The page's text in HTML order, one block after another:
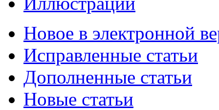
Новое в электронной
Исправленные статьи
Дополненные статьи
Новые статьи